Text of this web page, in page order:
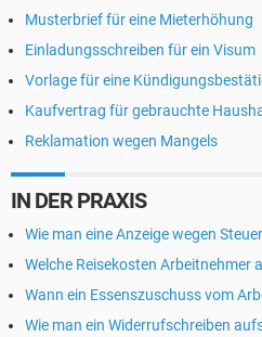
Musterbrief für eine Mieterhöhung
Einladungsschreiben für ein Visum
Vorlage für eine
Kaufvertrag für gebrauchte
Reklamation wegen Mangels
IN DER PRAXIS
Wie man eine Anzeige wegen
Welche Reisekosten Arbeitnehmer
Wann ein Essenszuschuss vom
Wie man ein Widerrufschreiben